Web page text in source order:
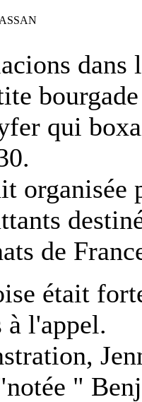
qui
de
était
à l'appel.
"